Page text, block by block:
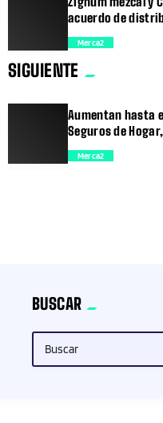
trending_flat
acuerdo de
Merca2
SIGUIENTE
Aumentan hasta
Seguros de
Merca2
BUSCAR
Buscar